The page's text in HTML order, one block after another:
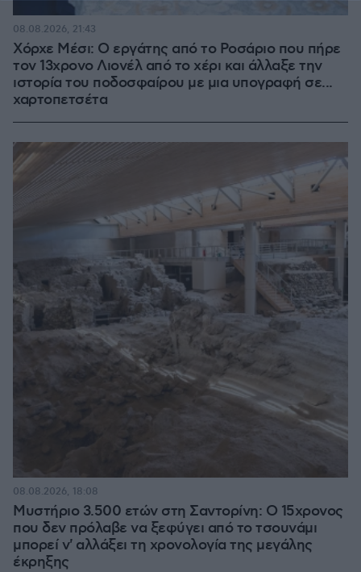
Χόρχε Μέσι: Ο εργάτης από το Ροσάριο που πήρε
τον 13χρονο Λιονέλ από το χέρι και άλλαξε την
ιστορία του ποδοσφαίρου με μια υπογραφή σε...
χαρτοπετσέτα
08.08.2026, 21:43
Μυστήριο 3.500 ετών στη Σαντορίνη: Ο 15χρονος
που δεν πρόλαβε να ξεφύγει από το τσουνάμι
μπορεί ν' αλλάξει τη χρονολογία της μεγάλης
έκρηξης
08.08.2026, 18:08